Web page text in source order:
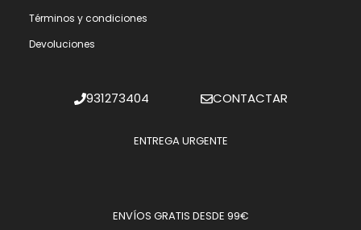
Términos y condiciones
Devoluciones
931273404 CONTACTAR
ENTREGA URGENTE
ENVÍOS GRATIS DESDE 99€